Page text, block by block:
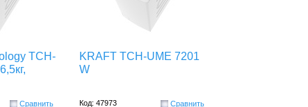
TCH-
Сравнить
KRAFT TCH-UME 7201
W
Код: 47973
Сравнить